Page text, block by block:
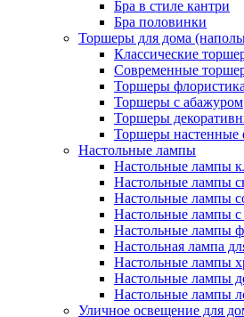
Бра в стиле кантри
Бра половинки
Торшеры для дома
Классические
Современные
Торшеры флористика
Торшеры с абажуром
Торшеры
Торшеры настенные
Настольные лампы
Настольные лампы
Настольные лампы
Настольные лампы
Настольные лампы
Настольные лампы
Настольная лампа
Настольные лампы
Настольные лампы
Настольные лампы
Уличное освещение для